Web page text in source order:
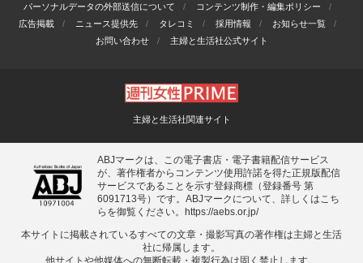
パーソナルデータの外部送信について
コンテンツ制作・編集ポリシー
広告掲載
ニュース提供先 タレコミ 採用情報
お知らせ一覧
お問い合わせ
主婦と生活社公式サイト
主婦と生活社関連サイト
ABJマークは、この電子書店・電子書籍配信サービス
が、著作権者からコンテンツ使用許諾を得た正規版配信
サービスであることを示す登録商標（登録番号 第
6091713号）です。ABJマークについて、詳しくはこち
らを御覧ください。 https://aebs.or.jp/
本サイトに掲載されているすべての⽂章・撮影写真の著作権は主婦と⽣活
社に帰属します。